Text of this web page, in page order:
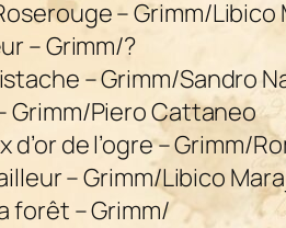
– Grimm/Libico
– Grimm/?
– Grimm/Sandro
Grimm/Piero Cattaneo
de l’ogre – Grimm/
– Grimm/Libico
forêt – Grimm/